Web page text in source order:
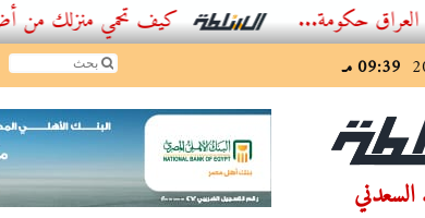
كيف تحمي منزلك من أضرار
09:39 مـ
السعدني